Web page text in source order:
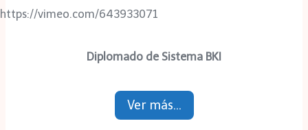
https://vimeo.com/643933071
Diplomado de Sistema BKI
Ver más…